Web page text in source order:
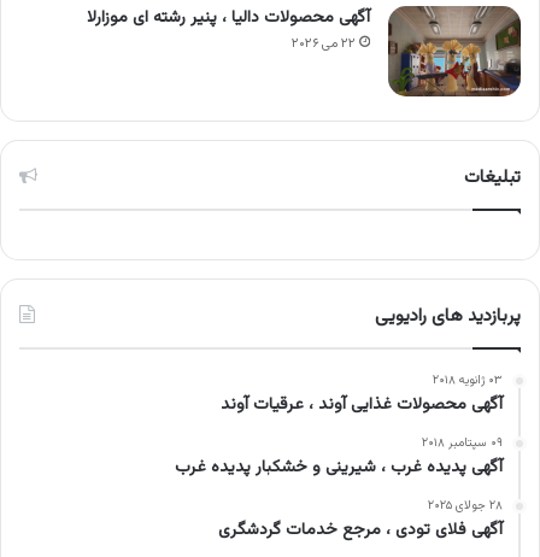
آگهی محصولات دالیا ، پنیر رشته ای موزارلا
۲۲ می ۲۰۲۶
تبلیغات
پربازدید های رادیویی
۰۳ ژانویه ۲۰۱۸
آگهی محصولات غذایی آوند ، عرقیات آوند
۰۹ سپتامبر ۲۰۱۸
آگهی پدیده غرب ، شیرینی و خشکبار پدیده غرب
۲۸ جولای ۲۰۲۵
آگهی فلای تودی ، مرجع خدمات گردشگری